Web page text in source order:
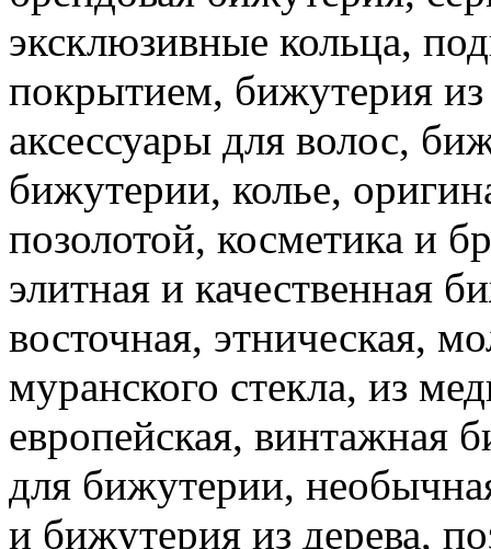
эксклюзивные кольца,
покрытием, бижутерия из
аксессуары для волос,
бижутерии, колье,
позолотой, косметика и
элитная и качественная
восточная, этническая,
муранского стекла, из
европейская, винтажная
для бижутерии,
и бижутерия из дерева,